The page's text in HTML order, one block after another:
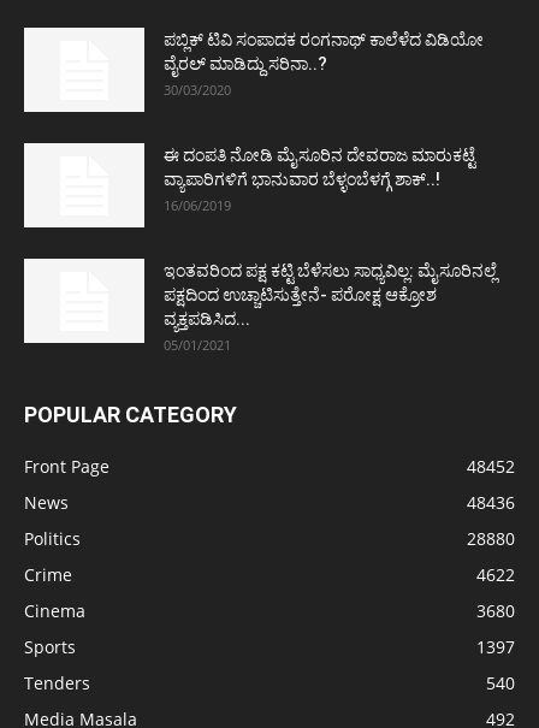
ಪಬ್ಲಿಕ್ ಟಿವಿ ಸಂಪಾದಕ ರಂಗನಾಥ್ ಕಾಲೆಳೆದ ವಿಡಿಯೋ
ವೈರಲ್ ಮಾಡಿದ್ದು ಸರಿನಾ..?
30/03/2020
ಈ ದಂಪತಿ ನೋಡಿ ಮೈಸೂರಿನ ದೇವರಾಜ ಮಾರುಕಟ್ಟೆ
ವ್ಯಾಪಾರಿಗಳಿಗೆ ಭಾನುವಾರ ಬೆಳ್ಳಂಬೆಳಗ್ಗೆ ಶಾಕ್..!
16/06/2019
ಇಂತವರಿಂದ ಪಕ್ಷ ಕಟ್ಟಿ ಬೆಳೆಸಲು ಸಾಧ್ಯವಿಲ್ಲ: ಮೈಸೂರಿನಲ್ಲೆ
ಪಕ್ಷದಿಂದ ಉಚ್ಚಾಟಿಸುತ್ತೇನೆ- ಪರೋಕ್ಷ ಆಕ್ರೋಶ
ವ್ಯಕ್ತಪಡಿಸಿದ...
05/01/2021
POPULAR CATEGORY
Front Page
48452
News
48436
Politics
28880
Crime
4622
Cinema
3680
Sports
1397
Tenders
540
Media Masala
492